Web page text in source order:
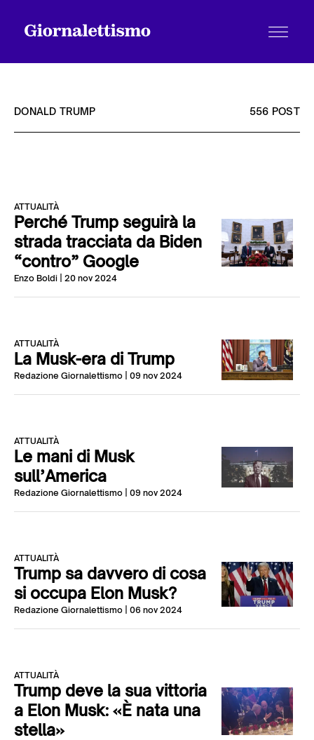
Chi siamo
Contatti
DONALD TRUMP 556 POST
ATTUALITÀ
Perché Trump seguirà la
strada tracciata da Biden
“contro” Google
Enzo Boldi | 20 nov 2024
ATTUALITÀ
La Musk-era di Trump
Redazione Giornalettismo | 09 nov 2024
ATTUALITÀ
Le mani di Musk
sull’America
Redazione Giornalettismo | 09 nov 2024
ATTUALITÀ
Trump sa davvero di cosa
si occupa Elon Musk?
Redazione Giornalettismo | 06 nov 2024
ATTUALITÀ
Trump deve la sua vittoria
a Elon Musk: «È nata una
stella»